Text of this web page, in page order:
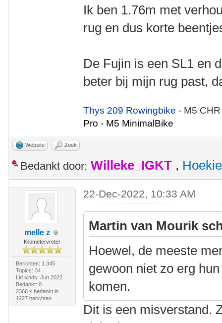
Ik ben 1.76m met
rug en dus korte
De Fujin is een SL1 en
beter bij mijn rug past,
Thys 209 Rowingbike- M5
Pro - M5 MinimalBike
Website Zoek
Bedankt door: Willeke_IGKT , Hoekie
melle z
Kilometervreter
Berichten: 1.345
Topics: 34
Lid sinds: Jun 2022
Bedankt: 0
2366 x bedankt in
1227 berichten
22-Dec-2022, 10:33 AM
Martin van Mourik
Hoewel, de meeste
gewoon niet zo erg
komen.
Dit is een misverstand.